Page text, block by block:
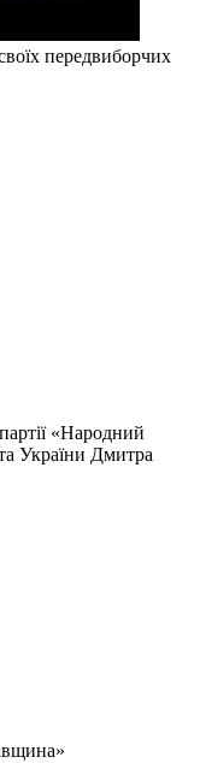
передвиборчих
«Народний
України Дмитра